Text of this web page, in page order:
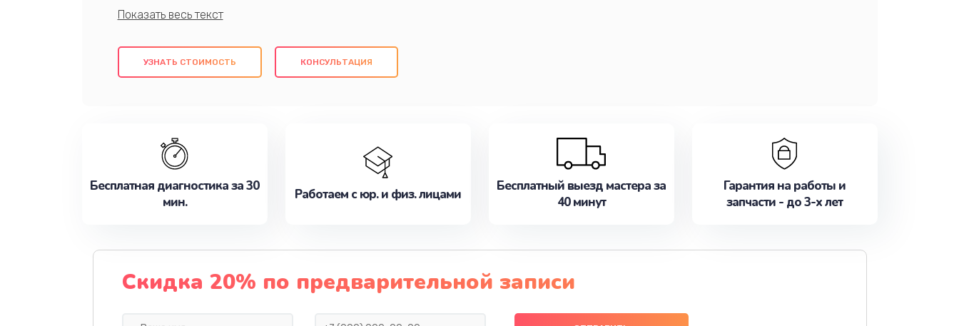
качественный ремонт с использованием оригинальных компонентов, а также
клиентам надежное и профессиональное обслуживание, удовлетворяя их
потребности наилучшим образом. Не медлите записаться на ремонт уже
УЗНАТЬ СТОИМОСТЬ КОНСУЛЬТАЦИЯ
Бесплатная диагностика за 30
мин.
Работаем с юр. и физ. лицами
Бесплатный выезд мастера за
40 минут
Гарантия на работы и
запчасти - до 3-х лет
Скидка 20% по предварительной записи